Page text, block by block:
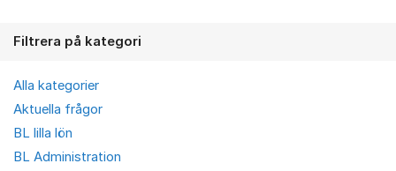
Filtrera på kategori
Alla kategorier
Aktuella frågor
BL lilla lön
BL Administration